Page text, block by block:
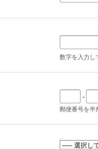
数字を入力し
-
郵便番号を半